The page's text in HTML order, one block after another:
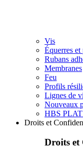
Vis
Équerres et
Rubans
Membranes
Feu
Profils
Lignes de
Nouveaux
HBS
Droits et
Droits et